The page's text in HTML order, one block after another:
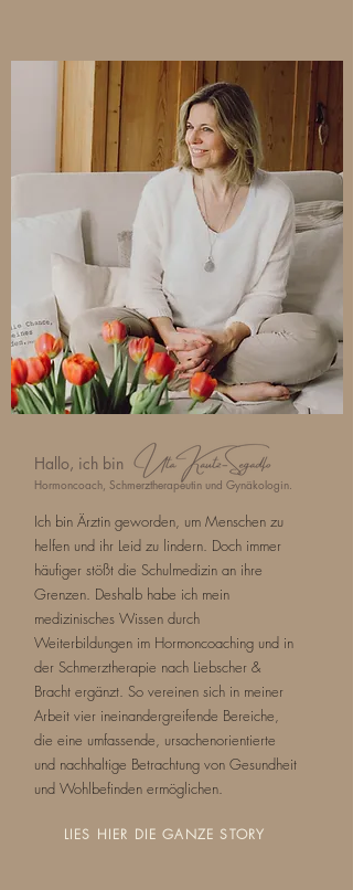
Hallo, ich bin,
Hormoncoach, Schmerztherapeutin und Gynäkologin.
Ich bin Ärztin geworden, um Menschen zu
helfen und ihr Leid zu lindern. Doch immer
häufiger stößt die Schulmedizin an ihre
Grenzen. Deshalb habe ich mein
medizinisches Wissen durch
Weiterbildungen im Hormoncoaching und in
der Schmerztherapie nach Liebscher &
Bracht ergänzt. So vereinen sich in meiner
Arbeit vier ineinandergreifende Bereiche,
die eine umfassende, ursachenorientierte
und nachhaltige Betrachtung von Gesundheit
und Wohlbefinden ermöglichen.
LIES HIER DIE GANZE STORY